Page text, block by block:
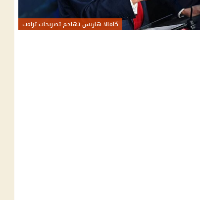
كامالا هاريس تهاجم تصريحات ترامب